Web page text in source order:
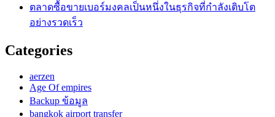
ตลาดซื้อขายเบอร์มงคลเป็นหนึ่งในธุรกิจที่กำลังเติบโต
อย่างรวดเร็ว
Categories
aerzen
Age Of empires
Backup ข้อมูล
bangkok airport transfer